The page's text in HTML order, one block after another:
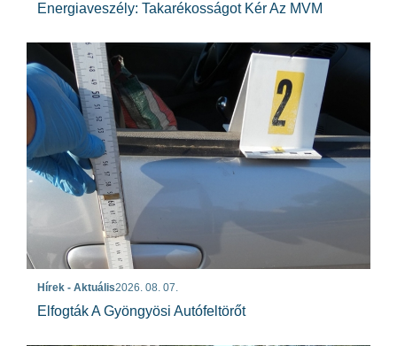
Energiaveszély: Takarékosságot Kér Az MVM
Hírek - Aktuális2026. 08. 07.
Elfogták A Gyöngyösi Autófeltörőt